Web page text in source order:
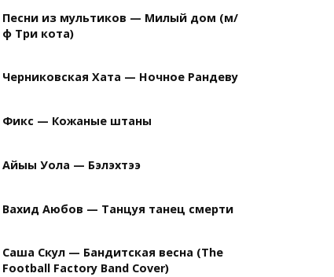
Песни из мультиков — Милый дом (м/
ф Три кота)
Черниковская Хата — Ночное Рандеву
Фикс — Кожаные штаны
Айыы Уола — Бэлэхтээ
Вахид Аюбов — Танцуя танец смерти
Саша Скул — Бандитская весна (The
Football Factory Band Cover)